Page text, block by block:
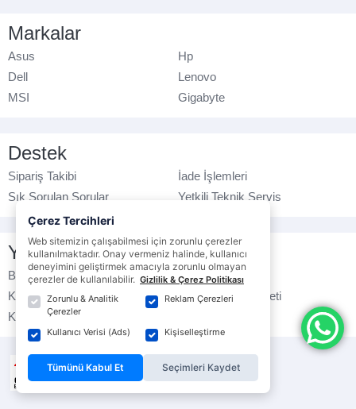
Markalar
Asus
Hp
Dell
Lenovo
MSI
Gigabyte
Destek
Sipariş Takibi
İade İşlemleri
Sık Sorulan Sorular
Yetkili Teknik Servis
Yasal Bilgilendirme
Banka Hesap No
Çerez Politikası
Kullanım Koşulları
Ticari Elektronik İleti
K.V.K.K. Politikası
Çerez Tercihleri
Web sitemizin çalışabilmesi için zorunlu çerezler
kullanılmaktadır. Onay vermeniz halinde, kullanıcı
deneyimini geliştirmek amacıyla zorunlu olmayan
çerezler de kullanılabilir. Gizlilik & Çerez Politikası
Zorunlu & Analitik
Çerezler
Reklam Çerezleri
Kullanıcı Verisi (Ads) Kişiselleştirme
Tümünü Kabul Et Seçimleri Kaydet